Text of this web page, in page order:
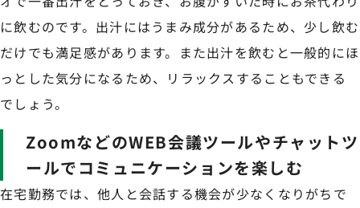
に飲むのです。出汁にはうまみ成分があるため、少し飲む
だけでも満足感があります。また出汁を飲むと一般的にほ
っとした気分になるため、リラックスすることもできる
でしょう。
ZoomなどのWEB会議ツールやチャットツ
ールでコミュニケーションを楽しむ
在宅勤務では、他人と会話する機会が少なくなりがちで